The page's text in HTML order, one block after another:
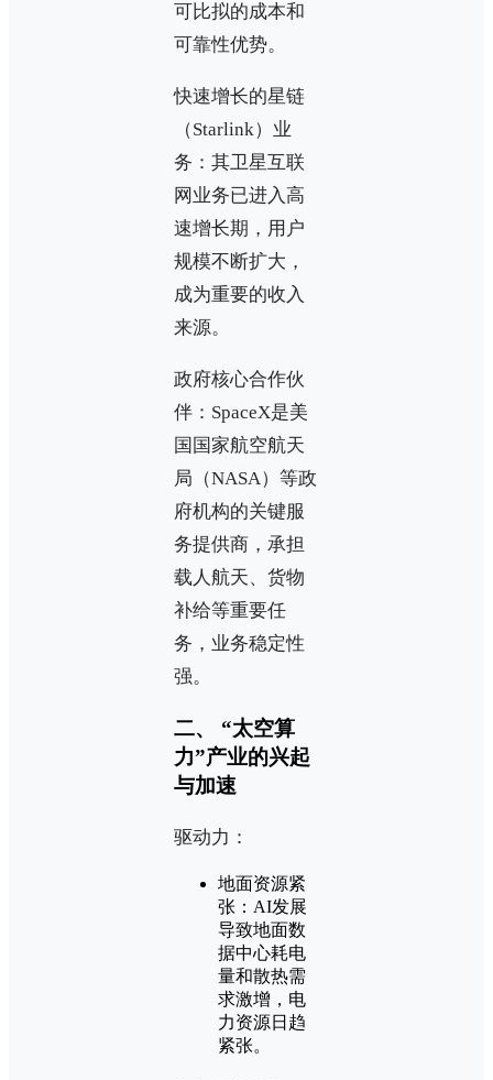
可比拟的成本和
可靠性优势。
快速增长的星链
（Starlink）业
务：其卫星互联
网业务已进入高
速增长期，用户
规模不断扩大，
成为重要的收入
来源。
政府核心合作伙
伴：SpaceX是美
国国家航空航天
局（NASA）等政
府机构的关键服
务提供商，承担
载人航天、货物
补给等重要任
务，业务稳定性
强。
二、 “太空算
力”产业的兴起
与加速
驱动力：
地面资源紧
张：AI发展
导致地面数
据中心耗电
量和散热需
求激增，电
力资源日趋
紧张。